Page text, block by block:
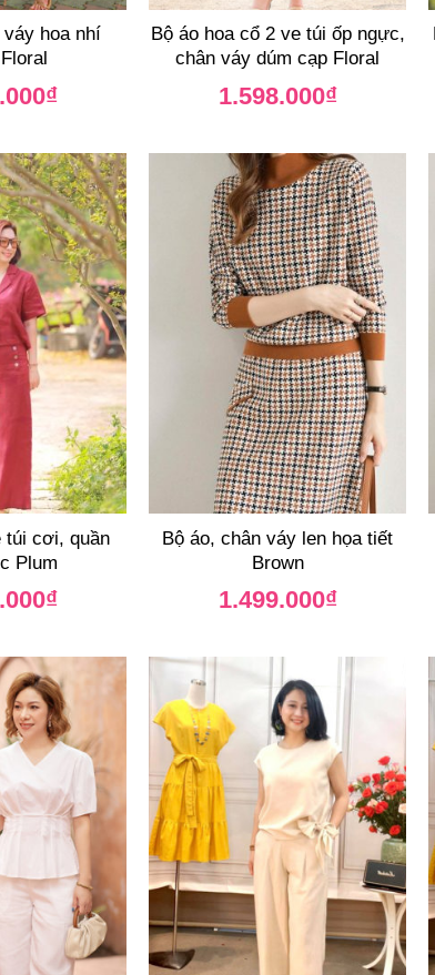
hoa nhí
₫
Bộ áo hoa cổ 2 ve túi ốp ngực,
chân váy dúm cạp Floral
1.598.000₫
túi cơi, quần
Plum
₫
Bộ áo, chân váy len họa tiết
Brown
1.499.000₫